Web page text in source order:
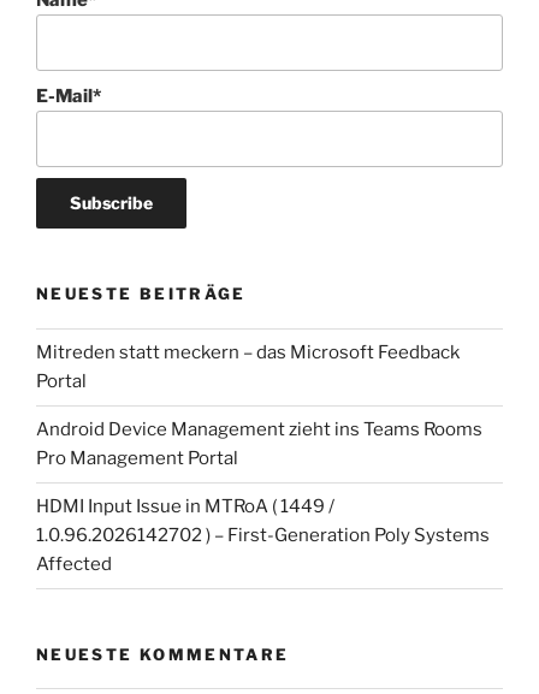
E-Mail*
NEUESTE BEITRÄGE
Mitreden statt meckern – das Microsoft Feedback
Portal
Android Device Management zieht ins Teams Rooms
Pro Management Portal
HDMI Input Issue in MTRoA ( 1449 /
1.0.96.2026142702 ) – First-Generation Poly Systems
Affected
NEUESTE KOMMENTARE